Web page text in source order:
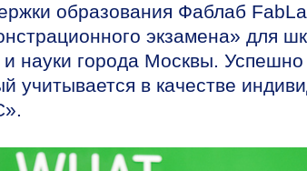
образования Фаблаб
экзамена» для
науки города Москвы.
учитывается в качестве